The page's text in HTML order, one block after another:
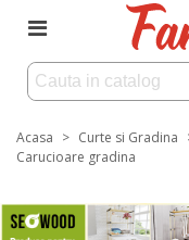
Acasa > Curte si Gradina
Carucioare gradina